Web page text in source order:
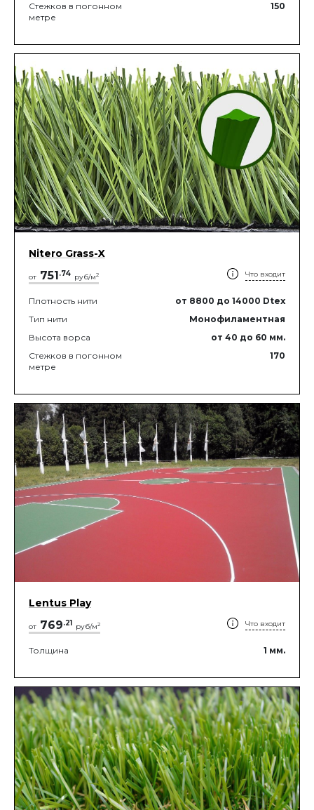
Стежков в погонном
метре
150
Nitero Grass-X
от 751.74 руб/м2 Что входит
Плотность нити от 8800 до 14000 Dtex
Тип нити
Монофиламентная
Высота ворса
от 40 до 60 мм.
Стежков в погонном
метре
170
Lentus Play
от 769.21 руб/м2 Что входит
Толщина 1 мм.